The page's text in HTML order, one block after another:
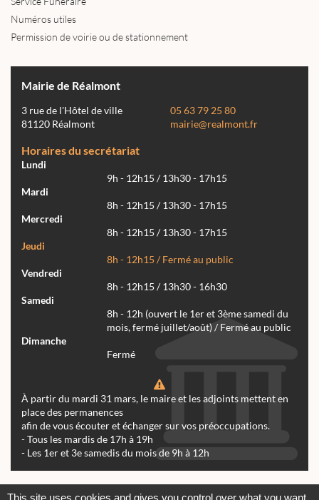
Numéros utiles
Permission de voirie ou de stationnement
Mairie de Réalmont
3 rue de l'Hôtel de ville
81120 Réalmont
05 63 79 25 80
mairie@realmont.fr
Horaires du secrétariat
Lundi
9h - 12h15 / 13h30 - 17h15
Mardi
8h - 12h15 / 13h30 - 17h15
Mercredi
8h - 12h15 / 13h30 - 17h15
Jeudi
8h - 12h15 / Fermé au public
Vendredi
8h - 12h15 / 13h30 - 16h30
Samedi
8h - 12h (ouvert le 1er et 3ème samedi du
mois, fermé juillet/août) / Fermé au public
Dimanche
Fermé
À partir du mardi 31 mars, le maire et les adjoints mettent en
place des permanences
afin de vous écouter et échanger sur vos préoccupations.
- Tous les mardis de 17h à 19h
- Les 1er et 3e samedis du mois de 9h à 12h
This site uses cookies and gives you control over what you want